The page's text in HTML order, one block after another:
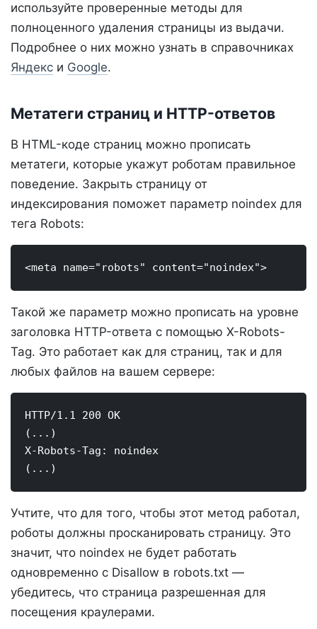
используйте проверенные методы для
полноценного удаления страницы из выдачи.
Подробнее о них можно узнать в справочниках
Яндекс и Google.
Метатеги страниц и HTTP-ответов
В HTML-коде страниц можно прописать
метатеги, которые укажут роботам правильное
поведение. Закрыть страницу от
индексирования поможет параметр noindex для
тега Robots:
Такой же параметр можно прописать на уровне
заголовка HTTP-ответа с помощью X-Robots-
Tag. Это работает как для страниц, так и для
любых файлов на вашем сервере:
HTTP/1.1 200 OK
(...)
X-Robots-Tag: noindex
(...)
Учтите, что для того, чтобы этот метод работал,
роботы должны просканировать страницу. Это
значит, что noindex не будет работать
одновременно с Disallow в robots.txt —
убедитесь, что страница разрешенная для
посещения краулерами.